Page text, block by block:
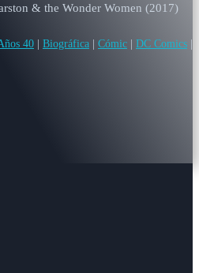
& the Wonder Women (2017)
40 Biográfica Cómic DC Comics